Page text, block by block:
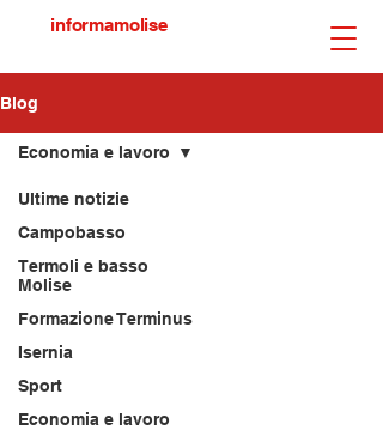
informamolise
Blog
Ultime notizie
Campobasso
Termoli e basso
Molise
Formazione Terminus
Isernia
Sport
Economia e lavoro
Economia e lavoro